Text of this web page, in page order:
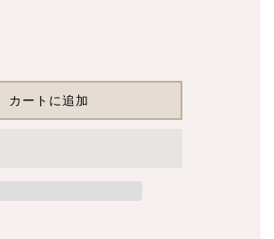
読
み
.
.
カートに追加